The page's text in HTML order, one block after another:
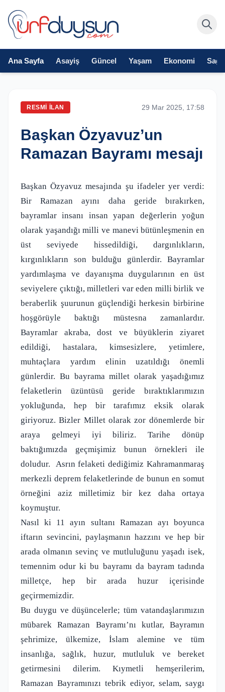
Ana Sayfa Asayiş Güncel Yaşam Ekonomi
RESMI İLAN 29 Mar 2025, 17:58
Başkan Özyavuz’un
Ramazan Bayramı mesajı
Başkan Özyavuz mesajında şu ifadeler yer verdi:
Bir Ramazan ayını daha geride bırakırken,
bayramlar insanı insan yapan değerlerin yoğun
olarak yaşandığı milli ve manevi bütünleşmenin en
üst seviyede hissedildiği, dargınlıkların,
kırgınlıkların son bulduğu günlerdir. Bayramlar
yardımlaşma ve dayanışma duygularının en üst
seviyelere çıktığı, milletleri var eden milli birlik ve
beraberlik şuurunun güçlendiği herkesin birbirine
hoşgörüyle baktığı müstesna zamanlardır.
Bayramlar akraba, dost ve büyüklerin ziyaret
edildiği, hastalara, kimsesizlere, yetimlere,
muhtaçlara yardım elinin uzatıldığı önemli
günlerdir. Bu bayrama millet olarak yaşadığımız
felaketlerin üzüntüsü geride bıraktıklarımızın
yokluğunda, hep bir tarafımız eksik olarak
giriyoruz. Bizler Millet olarak zor dönemlerde bir
araya gelmeyi iyi biliriz. Tarihe dönüp
baktığımızda geçmişimiz bunun örnekleri ile
doludur.
Asrın felaketi dediğimiz Kahramanmaraş
merkezli deprem felaketlerinde de bunun en somut
örneğini aziz milletimiz bir kez daha ortaya
koymuştur.
Nasıl ki 11 ayın sultanı Ramazan ayı boyunca
iftarın sevincini, paylaşmanın hazzını ve hep bir
arada olmanın sevinç ve mutluluğunu yaşadı isek,
temennim odur ki bu bayramı da bayram tadında
milletçe, hep bir arada huzur içerisinde
geçirmemizdir.
Bu duygu ve düşüncelerle; tüm vatandaşlarımızın
mübarek Ramazan Bayramı’nı kutlar, Bayramın
şehrimize, ülkemize, İslam alemine ve tüm
insanlığa, sağlık, huzur, mutluluk ve bereket
getirmesini dilerim. Kıymetli hemşerilerim,
Ramazan Bayramınızı tebrik ediyor, selam, saygı